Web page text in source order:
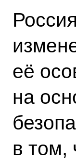
её
на
в том,